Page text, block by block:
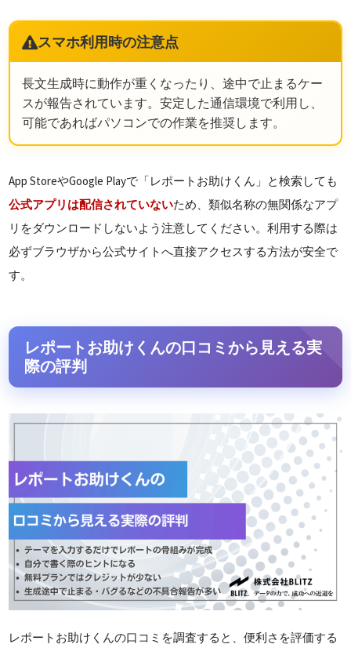
スマホ利用時の注意点
長文生成時に動作が重くなったり、途中で止まるケー
スが報告されています。安定した通信環境で利用し、
可能であればパソコンでの作業を推奨します。
App StoreやGoogle Playで「レポートお助けくん」と検索しても
公式アプリは配信されていないため、類似名称の無関係なアプ
リをダウンロードしないよう注意してください。利用する際は
必ずブラウザから公式サイトへ直接アクセスする方法が安全で
す。
レポートお助けくんの口コミから見える実
際の評判
レポートお助けくんの口コミを調査すると、便利さを評価する